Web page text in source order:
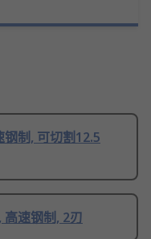
钢制, 可切割12.5
高速钢制, 2刃